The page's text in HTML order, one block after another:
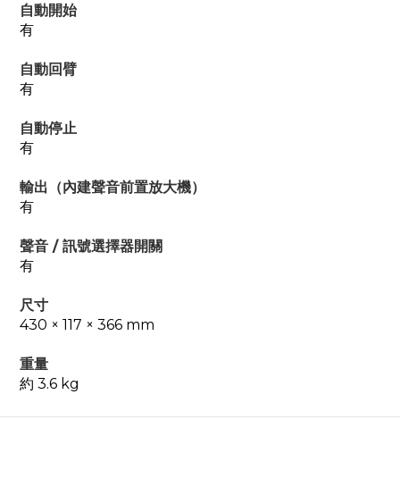
自動開始
有
自動回臂
有
自動停止
有
輸出（內建聲音前置放大機）
有
聲音 / 訊號選擇器開關
有
尺寸
430 × 117 × 366 mm
重量
約 3.6 kg